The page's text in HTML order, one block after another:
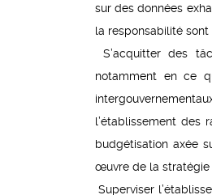
sur des données
la responsabilité
S’acquitter des
notamment en ce
l’établissement des
budgétisation axée
œuvre de la stratégie
Superviser